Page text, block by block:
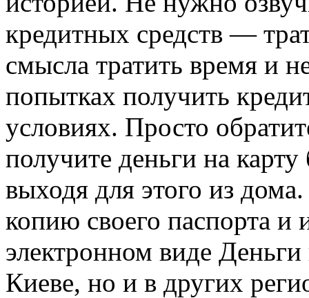
кредитных средств —
смысла тратить время и
попытках получить
условиях. Просто
получите деньги на
выходя для этого из
копию своего паспорта и
электронном виде
Киеве, но и в других